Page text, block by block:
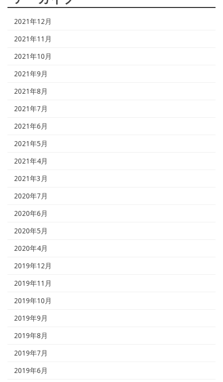
2021年12月
2021年11月
2021年10月
2021年9月
2021年8月
2021年7月
2021年6月
2021年5月
2021年4月
2021年3月
2020年7月
2020年6月
2020年5月
2020年4月
2019年12月
2019年11月
2019年10月
2019年9月
2019年8月
2019年7月
2019年6月